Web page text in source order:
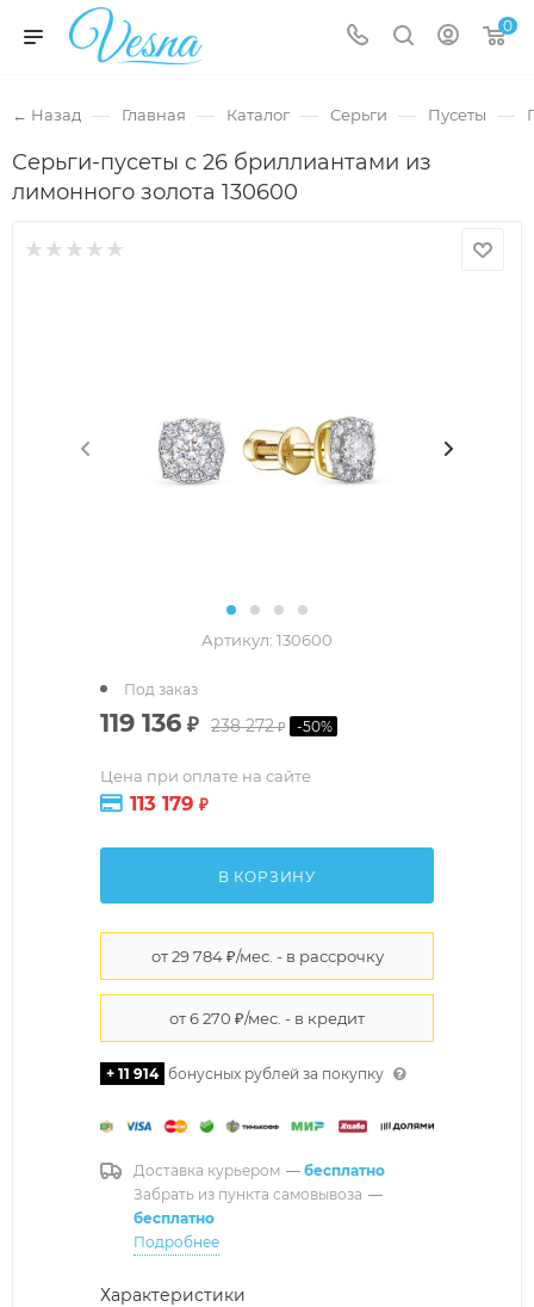
0
← Назад — Главная — Каталог — Серьги — Пусеты —
Серьги-пусеты с 26 бриллиантами из
лимонного золота 130600
Артикул: 130600
119 136 ₽ 238 272₽ -50%
Цена при оплате на сайте
113 179 ₽
Под заказ
В КОРЗИНУ
+ 11 914 бонусных рублей за покупку
Доставка курьером — бесплатно
Забрать из пункта самовывоза —
бесплатно
Подробнее
Характеристики